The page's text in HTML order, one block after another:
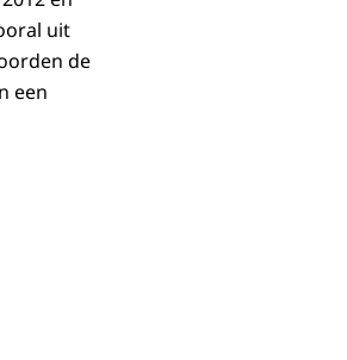
uit
de
een